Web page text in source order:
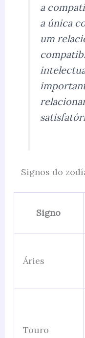
a
a única
um
Signos do
Signo
Áries
Touro